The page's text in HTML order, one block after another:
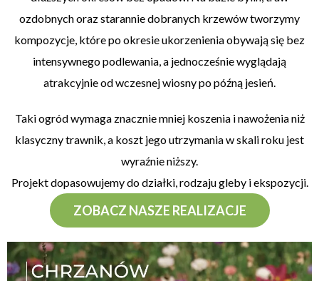
ozdobnych oraz starannie dobranych krzewów tworzymy
kompozycje, które po okresie ukorzenienia obywają się bez
intensywnego podlewania, a jednocześnie wyglądają
atrakcyjnie od wczesnej wiosny po późną jesień.
Taki ogród wymaga znacznie mniej koszenia i nawożenia niż
klasyczny trawnik, a koszt jego utrzymania w skali roku jest
wyraźnie niższy.
Projekt dopasowujemy do działki, rodzaju gleby i ekspozycji.
ZOBACZ NASZE REALIZACJE